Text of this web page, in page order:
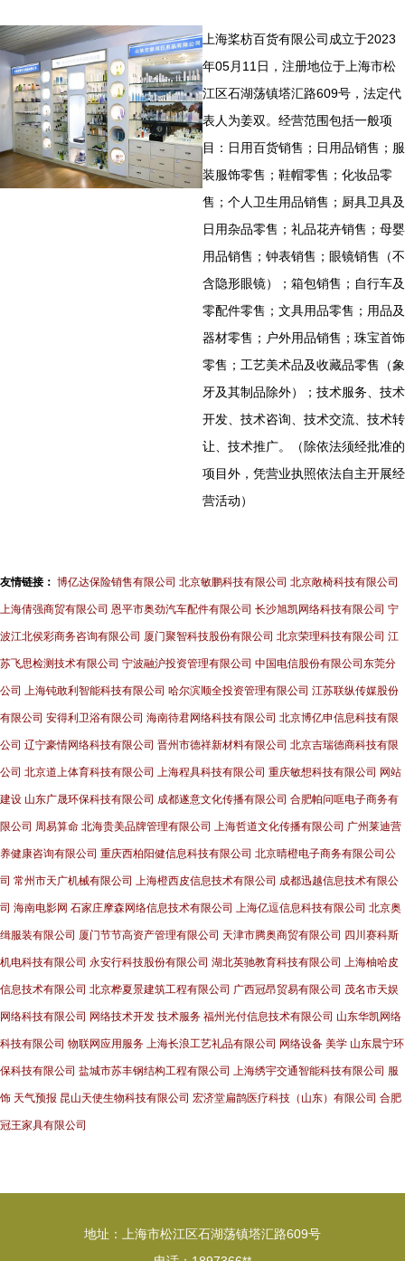
上海桨枋百货有限公司成立于2023
年05月11日，注册地位于上海市松
江区石湖荡镇塔汇路609号，法定代
表人为姜双。经营范围包括一般项
目：日用百货销售；日用品销售；服
装服饰零售；鞋帽零售；化妆品零
售；个人卫生用品销售；厨具卫具及
日用杂品零售；礼品花卉销售；母婴
用品销售；钟表销售；眼镜销售（不
含隐形眼镜）；箱包销售；自行车及
零配件零售；文具用品零售；用品及
器材零售；户外用品销售；珠宝首饰
零售；工艺美术品及收藏品零售（象
牙及其制品除外）；技术服务、技术
开发、技术咨询、技术交流、技术转
让、技术推广。（除依法须经批准的
项目外，凭营业执照依法自主开展经
营活动）
友情链接： 博亿达保险销售有限公司 北京敏鹏科技有限公司 北京敞椅科技有限公司
上海倩强商贸有限公司 恩平市奥劲汽车配件有限公司 长沙旭凯网络科技有限公司 宁
波江北侯彩商务咨询有限公司 厦门聚智科技股份有限公司 北京荣理科技有限公司 江
苏飞思检测技术有限公司 宁波融沪投资管理有限公司 中国电信股份有限公司东莞分
公司 上海钝敢利智能科技有限公司 哈尔滨顺全投资管理有限公司 江苏联纵传媒股份
有限公司 安得利卫浴有限公司 海南待君网络科技有限公司 北京博亿申信息科技有限
公司 辽宁豪情网络科技有限公司 晋州市德祥新材料有限公司 北京吉瑞德商科技有限
公司 北京道上体育科技有限公司 上海程具科技有限公司 重庆敏想科技有限公司 网站
建设 山东广晟环保科技有限公司 成都遂意文化传播有限公司 合肥帕问哐电子商务有
限公司 周易算命 北海贵美品牌管理有限公司 上海哲道文化传播有限公司 广州莱迪营
养健康咨询有限公司 重庆西柏阳健信息科技有限公司 北京晴橙电子商务有限公司公
司 常州市天广机械有限公司 上海橙西皮信息技术有限公司 成都迅越信息技术有限公
司 海南电影网 石家庄摩森网络信息技术有限公司 上海亿逗信息科技有限公司 北京奥
缉服装有限公司 厦门节节高资产管理有限公司 天津市腾奥商贸有限公司 四川赛科斯
机电科技有限公司 永安行科技股份有限公司 湖北英驰教育科技有限公司 上海柚哈皮
信息技术有限公司 北京桦夏景建筑工程有限公司 广西冠昂贸易有限公司 茂名市天娱
网络科技有限公司 网络技术开发 技术服务 福州光付信息技术有限公司 山东华凯网络
科技有限公司 物联网应用服务 上海长浪工艺礼品有限公司 网络设备 美学 山东晨宁环
保科技有限公司 盐城市苏丰钢结构工程有限公司 上海绣宇交通智能科技有限公司 服
饰 天气预报 昆山天使生物科技有限公司 宏济堂扁鹊医疗科技（山东）有限公司 合肥
冠王家具有限公司
地址：上海市松江区石湖荡镇塔汇路609号